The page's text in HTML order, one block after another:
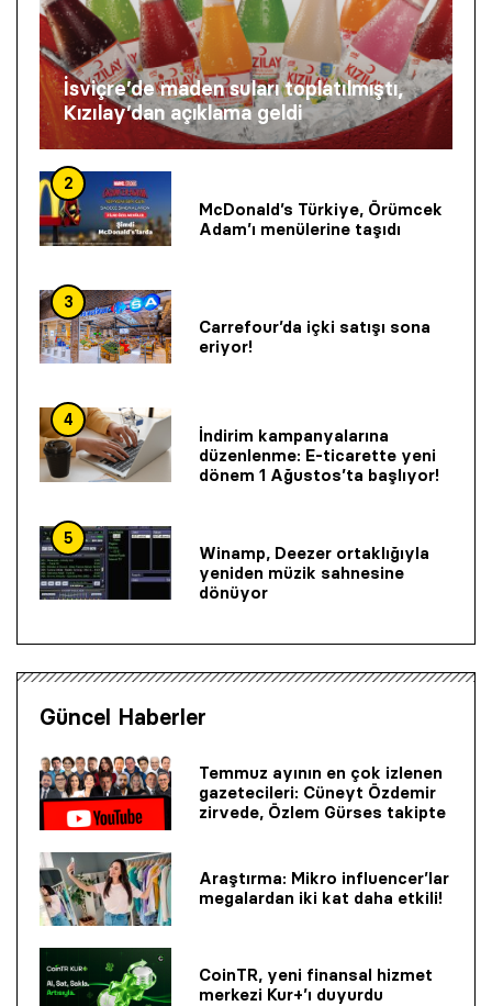
İsviçre’de maden suları toplatılmıştı,
Kızılay’dan açıklama geldi
2
McDonald’s Türkiye, Örümcek
Adam’ı menülerine taşıdı
3
Carrefour’da içki satışı sona
eriyor!
4
İndirim kampanyalarına
düzenlenme: E-ticarette yeni
dönem 1 Ağustos’ta başlıyor!
5
Winamp, Deezer ortaklığıyla
yeniden müzik sahnesine
dönüyor
Güncel Haberler
Temmuz ayının en çok izlenen
gazetecileri: Cüneyt Özdemir
zirvede, Özlem Gürses takipte
Araştırma: Mikro influencer’lar
megalardan iki kat daha etkili!
CoinTR, yeni finansal hizmet
merkezi Kur+’ı duyurdu